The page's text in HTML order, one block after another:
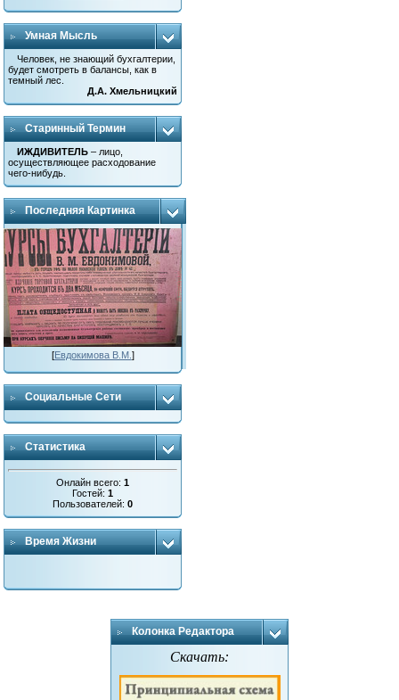
Умная Мысль
Человек, не знающий бухгалтерии,
будет смотреть в балансы, как в
темный лес.
Д.А. Хмельницкий
Старинный Термин
ИЖДИВИТЕЛЬ – лицо,
осуществляющее расходование
чего-нибудь.
Последняя Картинка
[Евдокимова В.М. ]
Социальные Сети
Статистика
Онлайн всего:1
Гостей:1
Пользователей:0
Время Жизни
Колонка Редактора
Скачать: